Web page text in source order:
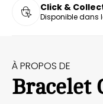
Click &
Disponible dans
À PROPOS DE
Bracelet